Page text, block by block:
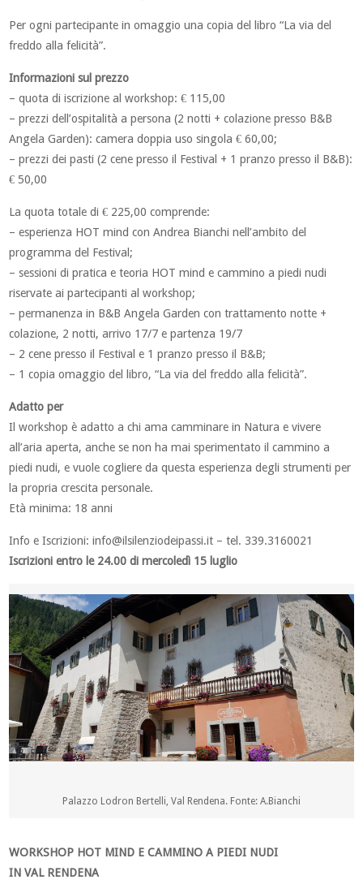
Per ogni partecipante in omaggio una copia del libro “La via del
freddo alla felicità”.
Informazioni sul prezzo
– quota di iscrizione al workshop: € 115,00
– prezzi dell’ospitalità a persona (2 notti + colazione presso B&B
Angela Garden): camera doppia uso singola € 60,00;
– prezzi dei pasti (2 cene presso il Festival + 1 pranzo presso il B&B):
€ 50,00
La quota totale di € 225,00 comprende:
– esperienza HOT mind con Andrea Bianchi nell’ambito del
programma del Festival;
– sessioni di pratica e teoria HOT mind e cammino a piedi nudi
riservate ai partecipanti al workshop;
– permanenza in B&B Angela Garden con trattamento notte +
colazione, 2 notti, arrivo 17/7 e partenza 19/7
– 2 cene presso il Festival e 1 pranzo presso il B&B;
– 1 copia omaggio del libro, “La via del freddo alla felicità”.
Adatto per
Il workshop è adatto a chi ama camminare in Natura e vivere
all’aria aperta, anche se non ha mai sperimentato il cammino a
piedi nudi, e vuole cogliere da questa esperienza degli strumenti per
la propria crescita personale.
Età minima: 18 anni
Info e Iscrizioni:info@ilsilenziodeipassi.it – tel. 339.3160021
Iscrizioni entro le 24.00 di mercoledì 15 luglio
Palazzo Lodron Bertelli, Val Rendena. Fonte: A.Bianchi
WORKSHOP HOT MIND E CAMMINO A PIEDI NUDI
IN VAL RENDENA